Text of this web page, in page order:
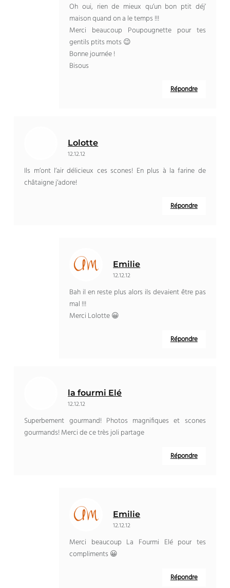
Oh oui, rien de mieux qu’un bon ptit déj’
maison quand on a le temps !!!
Merci beaucoup Poupougnette pour tes
gentils ptits mots 😉
Bonne journée !
Bisous
Répondre
Lolotte
12.12.12
Ils m’ont l’air délicieux ces scones! En plus à la farine de
châtaigne j’adore!
Répondre
Emilie
12.12.12
Bah il en reste plus alors ils devaient être pas
mal !!!
Merci Lolotte 😀
Répondre
la fourmi Elé
12.12.12
Superbement gourmand! Photos magnifiques et scones
gourmands! Merci de ce très joli partage
Répondre
Emilie
12.12.12
Merci beaucoup La Fourmi Elé pour tes
compliments 😀
Répondre